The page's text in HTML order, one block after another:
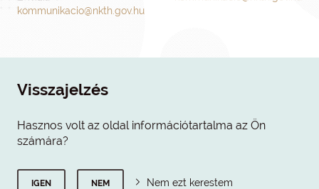
kommunikacio@nkth.gov.hu
Visszajelzés
Hasznos volt az oldal információtartalma az Ön
számára?
IGEN NEM Nem ezt kerestem